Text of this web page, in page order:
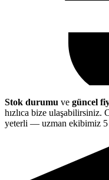
Stok durumu ve güncel
hızlıca bize ulaşabilirsiniz.
yeterli — uzman ekibimiz 5